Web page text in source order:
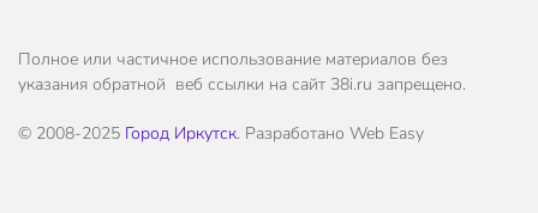
Полное или частичное использование материалов без
указания обратной веб ссылки на сайт 38i.ru запрещено.
© 2008-2025 Город Иркутск. Разработано Web Easy